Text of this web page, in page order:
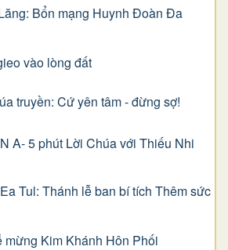
Bổn mạng Huynh Đoàn Đa
vào lòng đất
truyền: Cứ yên tâm - đừng sợ!
A- 5 phút Lời Chúa với Thiếu Nhi
Tul: Thánh lễ ban bí tích Thêm sức
mừng Kim Khánh Hôn Phối